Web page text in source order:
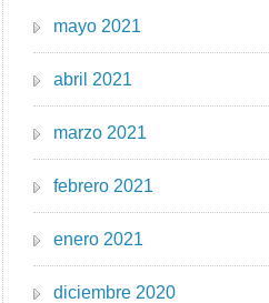
mayo 2021
abril 2021
marzo 2021
febrero 2021
enero 2021
diciembre 2020